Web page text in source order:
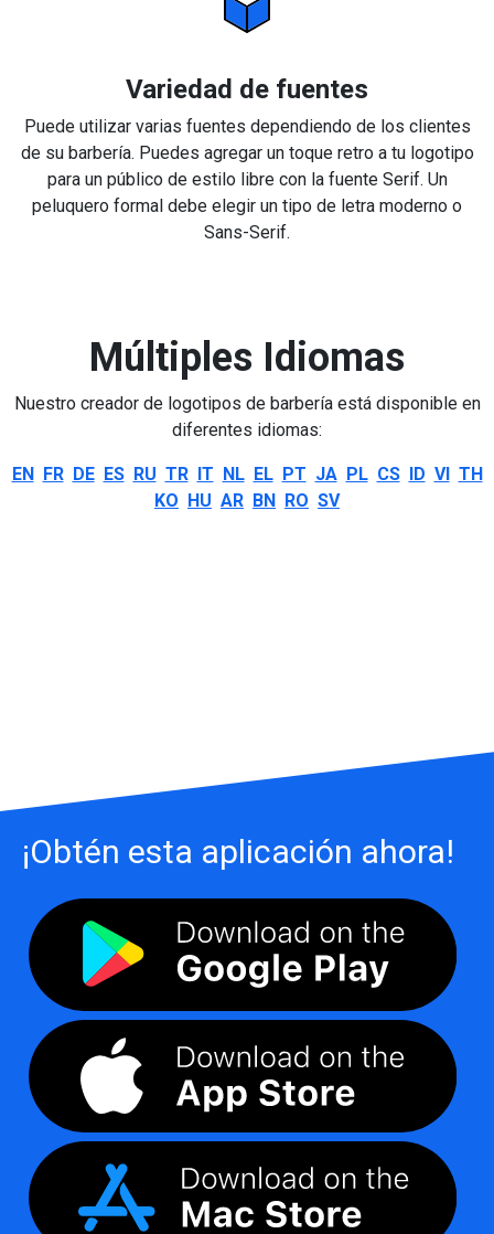
Variedad de fuentes
Puede utilizar varias fuentes dependiendo de los clientes
de su barbería. Puedes agregar un toque retro a tu logotipo
para un público de estilo libre con la fuente Serif. Un
peluquero formal debe elegir un tipo de letra moderno o
Sans-Serif.
Múltiples Idiomas
Nuestro creador de logotipos de barbería está disponible en
diferentes idiomas:
EN FR DE ES RU TR IT NL EL PT JA PL CS ID VI TH
KO HU AR BN RO SV
¡Obtén esta aplicación ahora!